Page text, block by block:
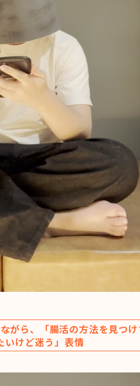
がら、「腸活の方法を見つ
いけど迷う」表情